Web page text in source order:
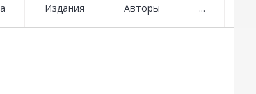
Издания Авторы ...